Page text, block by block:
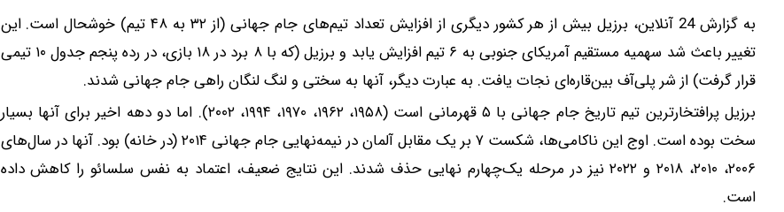
به گزارش 24 آنلاین، برزیل بیش از هر کشور دیگری از افزایش تعداد تیم‌های جام جهانی (از ۳۲ به ۴۸ تیم) خوشحال است. این
تغییر باعث شد سهمیه مستقیم آمریکای جنوبی به ۶ تیم افزایش یابد و برزیل (که با ۸ برد در ۱۸ بازی، در رده پنجم جدول ۱۰ تیمی
قرار گرفت) از شر پلی‌آف بین‌قاره‌ای نجات یافت. به عبارت دیگر، آنها به سختی و لنگ لنگان راهی جام جهانی شدند.
برزیل پرافتخارترین تیم تاریخ جام جهانی با ۵ قهرمانی است (۱۹۵۸، ۱۹۶۲، ۱۹۷۰، ۱۹۹۴، ۲۰۰۲). اما دو دهه اخیر برای آنها بسیار
سخت بوده است. اوج این ناکامی‌ها، شکست ۷ بر یک مقابل آلمان در نیمه‌نهایی جام جهانی ۲۰۱۴ (در خانه) بود. آنها در سال‌های
۲۰۰۶، ۲۰۱۰، ۲۰۱۸ و ۲۰۲۲ نیز در مرحله یک‌چهارم نهایی حذف شدند. این نتایج ضعیف، اعتماد به نفس سلسائو را کاهش داده
است.